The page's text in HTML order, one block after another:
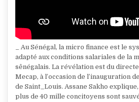
_ Au Sénégal, la micro finance est le
adapté aux conditions salariales de la
sênégalais. La révélation est du
Mecap, à l’occasion de l’inauguration
de Saint_Louis. Assane Sakho
plus de 40 mille concitoyens sont